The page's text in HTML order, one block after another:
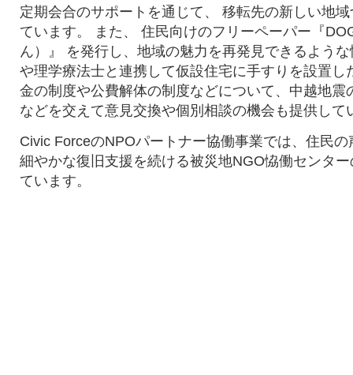
定期会合のサポートを通じて、 移転先の新しい地
ています。 また、 住民向けのフリーペーパー『
ん）』 を発行し、地域の魅力を再発見できるよう
や理学療法士と連携して仮設住宅に手すりを設置し
金の制度や公費解体の制度などについて、中越地震
などを交えて意見交換や個別相談の機会も提供して
Civic ForceのNPOパートナー協働事業では、住民
細やかな復旧支援を続ける被災地NGO恊働センタ
ています。